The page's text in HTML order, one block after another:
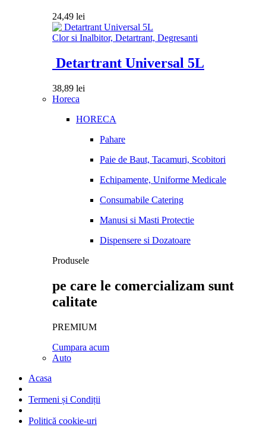
24,49 lei
Clor si Inalbitor, Detartrant, Degresanti
Detartrant Universal 5L
38,89 lei
Horeca
HORECA
Pahare
Paie de Baut, Tacamuri, Scobitori
Echipamente, Uniforme Medicale
Consumabile Catering
Manusi si Masti Protectie
Dispensere si Dozatoare
Produsele
pe care le comercializam sunt
calitate
PREMIUM
Cumpara acum
Auto
Acasa
Termeni și Condiții
Politică cookie-uri